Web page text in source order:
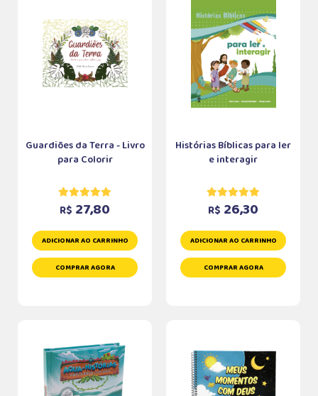
Guardiões da Terra - Livro
para Colorir
R$ 27,80
ADICIONAR AO CARRINHO
COMPRAR AGORA
Histórias Bíblicas para ler
e interagir
R$ 26,30
ADICIONAR AO CARRINHO
COMPRAR AGORA